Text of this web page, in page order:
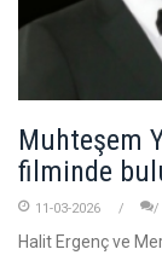
Muhteşem
filminde
11-03-2026
Halit Ergenç ve